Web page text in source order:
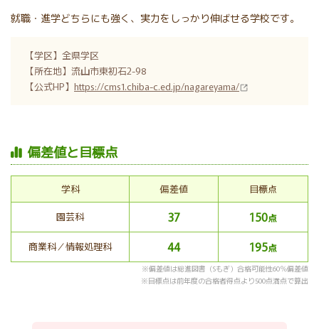
就職・進学どちらにも強く、実力をしっかり伸ばせる学校です。
【学区】全県学区
【所在地】流山市東初石2-98
【公式HP】 https://cms1.chiba-c.ed.jp/nagareyama/
偏差値と目標点
学科 偏差値 目標点
園芸科 37 150点
商業科／情報処理科 44 195点
※偏差値は総進図書（Sもぎ）合格可能性60％偏差値
※目標点は前年度の合格者得点より500点満点で算出